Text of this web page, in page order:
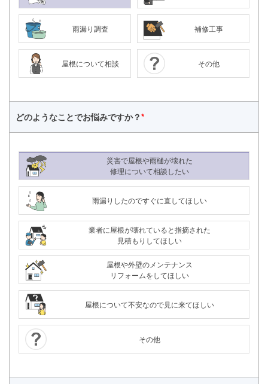
24時間365日対応
雨漏り調査 補修工事
屋根について相談 その他
どのようなことでお悩みですか？*
災害で屋根や雨樋が壊れた
修理について相談したい
雨漏りしたのですぐに直してほしい
業者に屋根が壊れていると指摘された
見積もりしてほしい
屋根や外壁のメンテナンス
リフォームをしてほしい
屋根について不安なので見に来てほしい
その他